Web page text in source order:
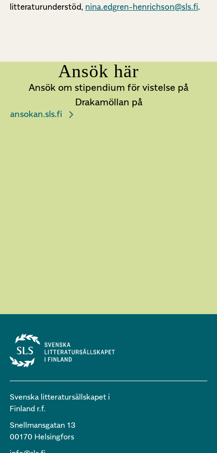
litteraturunderstöd, nina.edgren-henrichson@sls.fi.
Ansök här
Ansök om stipendium för vistelse på
Drakamöllan på
ansokan.sls.fi
Svenska litteratursällskapet i
Finland r.f.
Snellmansgatan 13
00170 Helsingfors